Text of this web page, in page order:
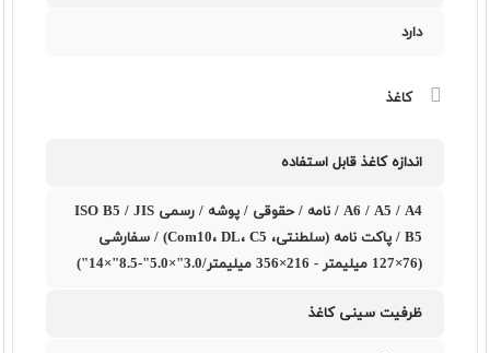
دارد
کاغذ
اندازه کاغذ قابل استفاده
A6 / A5 / A4 / نامه / حقوقی / پوشه / رسمی ISO B5 / JIS
B5 / پاکت نامه (سلطنتی، Com10، DL، C5) / سفارشی
(76×127 میلیمتر - 216×356 میلیمتر/3.0"×5.0"-8.5"×14")
ظرفیت سینی کاغذ